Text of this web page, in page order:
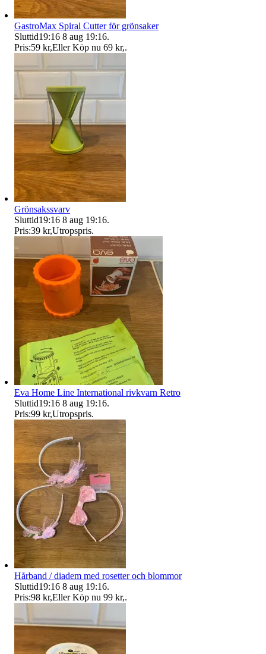
GastroMax Spiral Cutter för grönsaker
Sluttid19:16 8 aug 19:16.
Pris:59 kr,Eller Köp nu 69 kr,.
Grönsakssvarv
Sluttid19:16 8 aug 19:16.
Pris:39 kr,Utropspris.
Eva Home Line International rivkvarn Retro
Sluttid19:16 8 aug 19:16.
Pris:99 kr,Utropspris.
Hårband / diadem med rosetter och blommor
Sluttid19:16 8 aug 19:16.
Pris:98 kr,Eller Köp nu 99 kr,.